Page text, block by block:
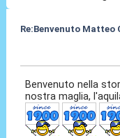
Re:Benvenuto Matteo
Benvenuto nella
nostra maglia,